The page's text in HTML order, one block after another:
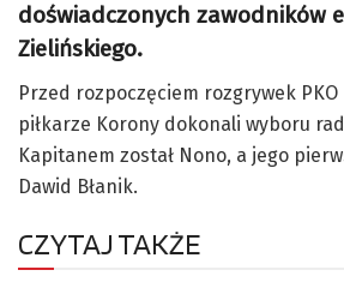
doświadczonych zawodników
Zielińskiego.
Przed rozpoczęciem rozgrywek PKO
piłkarze Korony dokonali wyboru
Kapitanem został Nono, a jego
Dawid Błanik.
CZYTAJ TAKŻE